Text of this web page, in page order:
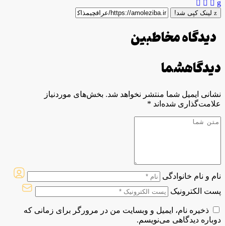
لینک کپی شد!
دیدگاه مخاطبین
دیدگاهشما
نشانی ایمیل شما منتشر نخواهد شد. بخش‌های موردنیاز
علامت‌گذاری شده‌اند *
نام و نام خانوادگی
پست الکترونیک
ذخیره نام، ایمیل و وبسایت من در مرورگر برای زمانی که
دوباره دیدگاهی می‌نویسم.